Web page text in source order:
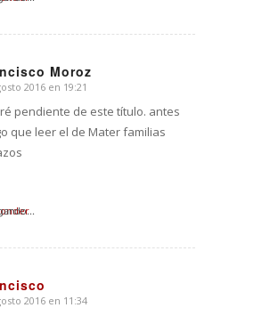
Moroz
2016 en 19:21
pendiente de este título. antes
que leer el de Mater familias
2016 en 11:34